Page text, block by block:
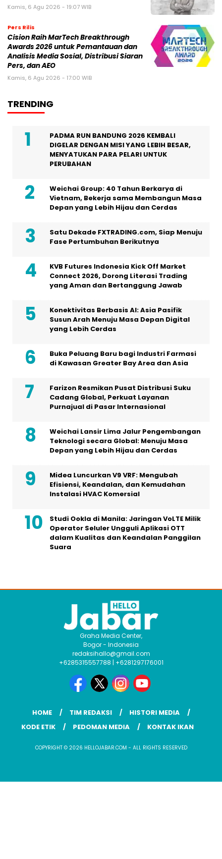
Kamis, 6 Agu 2026 - 19:07 WIB
Pers Rilis
Cision Raih MarTech Breakthrough
Awards 2026 untuk Pemantauan dan
Analisis Media Sosial, Distribusi Siaran
Pers, dan AEO
Kamis, 6 Agu 2026 - 17:00 WIB
TRENDING
PADMA RUN BANDUNG 2026 KEMBALI
DIGELAR DENGAN MISI YANG LEBIH BESAR,
MENYATUKAN PARA PELARI UNTUK
PERUBAHAN
Weichai Group: 40 Tahun Berkarya di
Vietnam, Bekerja sama Membangun Masa
Depan yang Lebih Hijau dan Cerdas
Satu Dekade FXTRADING.com, Siap Menuju
Fase Pertumbuhan Berikutnya
KVB Futures Indonesia Kick Off Market
Connect 2026, Dorong Literasi Trading
yang Aman dan Bertanggung Jawab
Konektivitas Berbasis AI: Asia Pasifik
Susun Arah Menuju Masa Depan Digital
yang Lebih Cerdas
Buka Peluang Baru bagi Industri Farmasi
di Kawasan Greater Bay Area dan Asia
Farizon Resmikan Pusat Distribusi Suku
Cadang Global, Perkuat Layanan
Purnajual di Pasar Internasional
Weichai Lansir Lima Jalur Pengembangan
Teknologi secara Global: Menuju Masa
Depan yang Lebih Hijau dan Cerdas
Midea Luncurkan V9 VRF: Mengubah
Efisiensi, Keandalan, dan Kemudahan
Instalasi HVAC Komersial
Studi Ookla di Manila: Jaringan VoLTE Milik
Operator Seluler Ungguli Aplikasi OTT
dalam Kualitas dan Keandalan Panggilan
Suara
Graha Media Center,
Bogor - Indonesia
redaksihallo@gmail.com
+6285315557788 | +6281297176001
HOME TIM REDAKSI
HISTORI MEDIA
KODE ETIK
PEDOMAN MEDIA KONTAK IKAN
COPYRIGHT © 2026 HELLOJABAR.COM - ALL RIGHTS RESERVED